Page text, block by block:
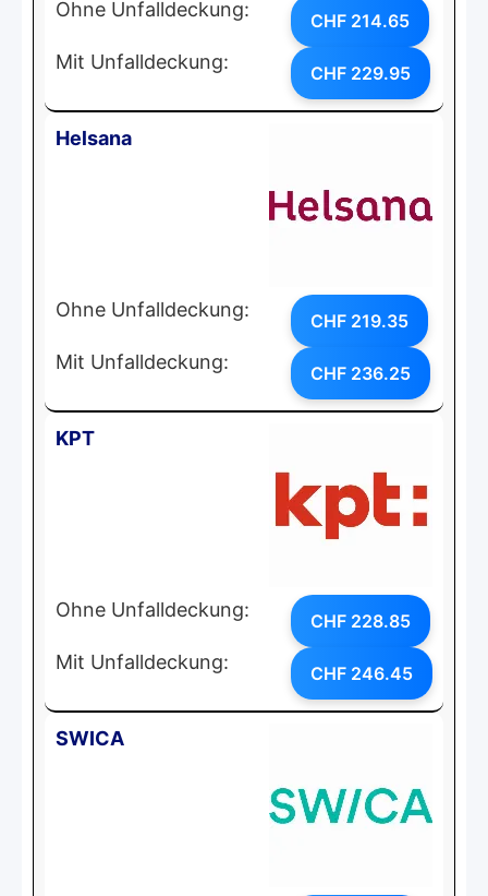
Ohne Unfalldeckung: CHF 214.65
Mit Unfalldeckung: CHF 229.95
Helsana
Ohne Unfalldeckung: CHF 219.35
Mit Unfalldeckung: CHF 236.25
KPT
Ohne Unfalldeckung: CHF 228.85
Mit Unfalldeckung: CHF 246.45
SWICA